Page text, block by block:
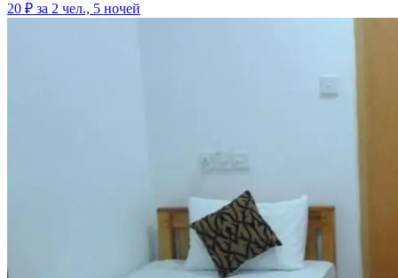
20 ₽ за 2 чел., 5 ночей